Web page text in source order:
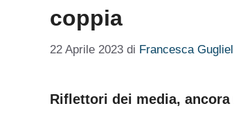
coppia
22 Aprile 2023 di Francesca
Riflettori dei media,